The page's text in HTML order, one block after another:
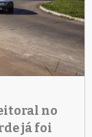
no
já foi